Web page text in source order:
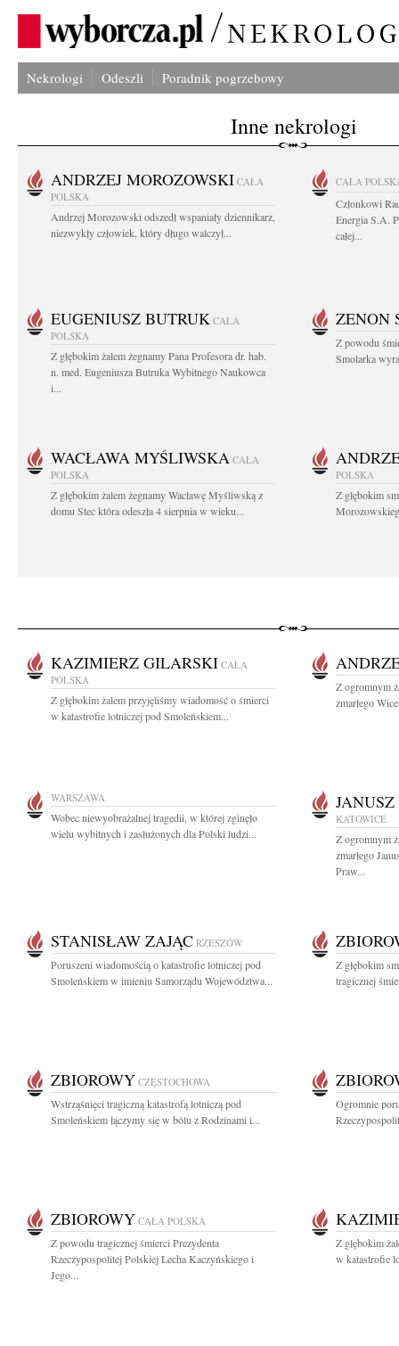
Nekrologi Odeszli Poradnik pogrzebowy
Inne nekrologi
ANDRZEJ MOROZOWSKI CAŁA
POLSKA
Andrzej Morozowski odszedł wspaniały dziennikarz,
niezwykły człowiek, który długo walczył...
CAŁA
Członkowi
Energia S.A.
całej...
EUGENIUSZ BUTRUK CAŁA
POLSKA
Z głębokim żalem żegnamy Pana Profesora dr. hab.
n. med. Eugeniusza Butruka Wybitnego Naukowca
i...
ZENON
Z powodu
Smolarka
WACŁAWA MYŚLIWSKA CAŁA
POLSKA
Z głębokim żalem żegnamy Wacławę Myśliwską z
domu Stec która odeszła 4 sierpnia w wieku...
POLSKA
Z głębokim
KAZIMIERZ GILARSKI CAŁA
POLSKA
Z głębokim żalem przyjęliśmy wiadomość o śmierci
w katastrofie lotniczej pod Smoleńskiem...
Z ogromnym
zmarłego
WARSZAWA
Wobec niewyobrażalnej tragedii, w której zginęło
wielu wybitnych i zasłużonych dla Polski ludzi...
KATOWICE
Z ogromnym
zmarłego
Praw...
STANISŁAW ZAJĄC RZESZÓW
Poruszeni wiadomością o katastrofie lotniczej pod
Smoleńskiem w imieniu Samorządu Województwa...
Z głębokim
tragicznej
ZBIOROWY CZĘSTOCHOWA
Wstrząśnięci tragiczną katastrofą lotniczą pod
Smoleńskiem łączymy się w bólu z Rodzinami i...
Ogromnie
ZBIOROWY CAŁA POLSKA
Z powodu tragicznej śmierci Prezydenta
Rzeczypospolitej Polskiej Lecha Kaczyńskiego i
Jego...
Z głębokim
w katastrofie